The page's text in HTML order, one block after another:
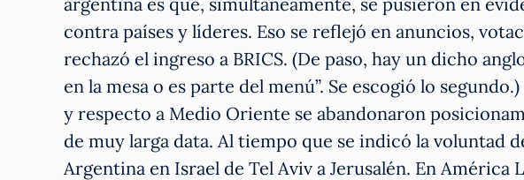
contra países y líderes. Eso se reflejó en anuncios,
rechazó el ingreso a BRICS. (De paso, hay un dicho
en la mesa o es parte del menú”. Se escogió lo
y respecto a Medio Oriente se abandonaron
de muy larga data. Al tiempo que se indicó la voluntad
Argentina en Israel de Tel Aviv a Jerusalén. En América